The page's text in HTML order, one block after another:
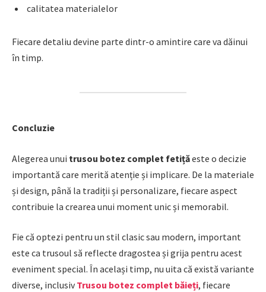
calitatea materialelor
Fiecare detaliu devine parte dintr-o amintire care va dăinui
în timp.
Concluzie
Alegerea unui trusou botez complet fetițăeste o decizie
importantă care merită atenție și implicare. De la materiale
și design, până la tradiții și personalizare, fiecare aspect
contribuie la crearea unui moment unic și memorabil.
Fie că optezi pentru un stil clasic sau modern, important
este ca trusoul să reflecte dragostea și grija pentru acest
eveniment special. În același timp, nu uita că există variante
diverse, inclusivTrusou botez complet băieți, fiecare